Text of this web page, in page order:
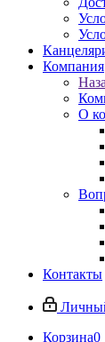
Компания
О
Контакты
Корзина0